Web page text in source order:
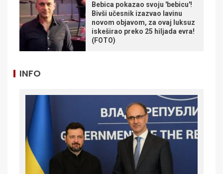
Bebica pokazao svoju 'bebicu'!
Bivši učesnik izazvao lavinu
novom objavom, za ovaj luksuz
iskeširao preko 25 hiljada evra!
(FOTO)
INFO